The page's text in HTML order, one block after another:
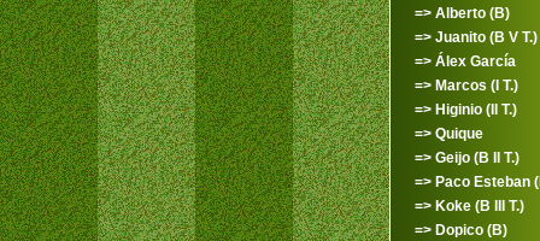
=> Alberto (B)
=> Juanito (B V T.)
=> Álex García
=> Marcos (I T.)
=> Higinio (II T.)
=> Quique
=> Geijo (B II T.)
=> Paco Esteban
=> Koke (B III T.)
=> Dopico (B)